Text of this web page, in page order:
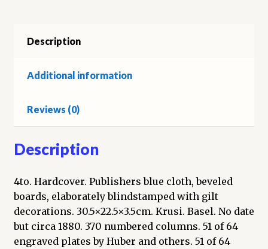
Schillers
Stahlstiche
Huber
und
anderen
quantity
Description
Additional information
Reviews (0)
Description
4to. Hardcover. Publishers blue cloth, beveled
boards, elaborately blindstamped with gilt
decorations. 30.5×22.5×3.5cm. Krusi. Basel. No date
but circa 1880. 370 numbered columns. 51 of 64
engraved plates by Huber and others. 51 of 64